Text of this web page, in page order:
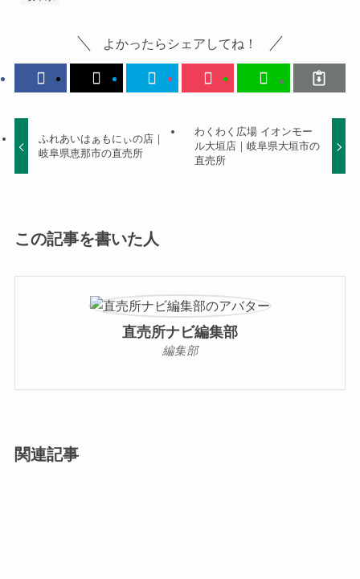
よかったらシェアしてね！
ふれあいはぁもにぃの店｜
岐阜県恵那市の直売所
わくわく広場 イオンモー
ル大垣店｜岐阜県大垣市の
直売所
この記事を書いた人
直売所ナビ編集部
編集部
関連記事